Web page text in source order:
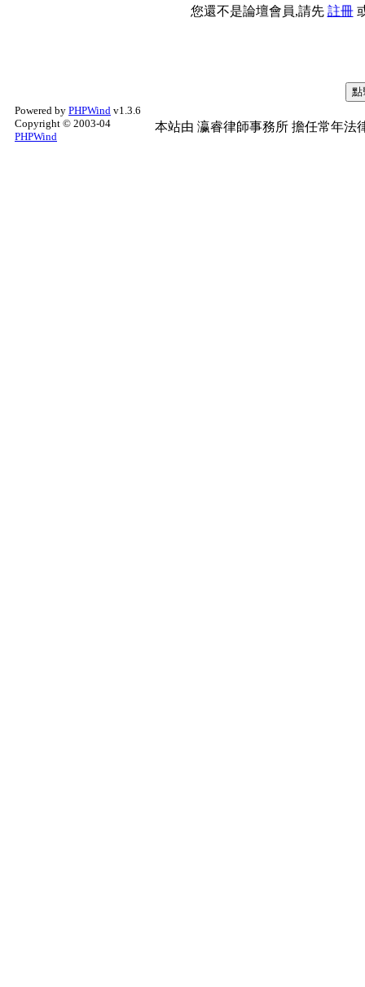
您還不是論壇會員,請先 註冊
Powered by PHPWind v1.3.6
Copyright © 2003-04
PHPWind
本站由 瀛睿律師事務所 擔任常年法